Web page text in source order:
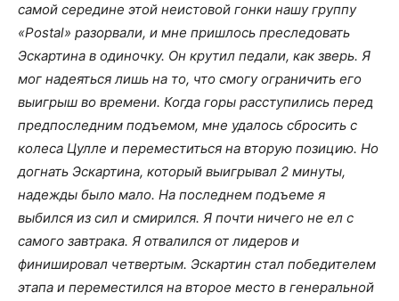
самой середине этой неистовой гонки нашу группу
«Postal» разорвали, и мне пришлось преследовать
Эскартина в одиночку. Он крутил педали, как зверь. Я
мог надеяться лишь на то, что смогу ограничить его
выигрыш во времени. Когда горы расступились перед
предпоследним подъемом, мне удалось сбросить с
колеса Цулле и переместиться на вторую позицию. Но
догнать Эскартина, который выигрывал 2 минуты,
надежды было мало. На последнем подъеме я
выбился из сил и смирился. Я почти ничего не ел с
самого завтрака. Я отвалился от лидеров и
финишировал четвертым. Эскартин стал победителем
этапа и переместился на второе место в генеральной